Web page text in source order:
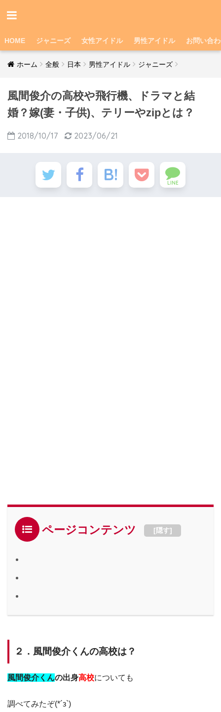
HOME ジャニーズ 女性アイドル 男性アイドル お問い合
ホーム 全般 日本 男性アイドル ジャニーズ
風間俊介の高校や飛行機、ドラマと結
婚？嫁(妻・子供)、テリーやzipとは？
2018/10/17 2023/06/21
LINE
ページコンテンツ [隠す]
２．風間俊介くんの高校は？
風間俊介くんの出身高校についても
調べてみたぞ(*´з`)